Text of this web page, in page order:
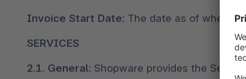
Invoice Start Date: The date as of when
SERVICES
2.1. General: Shopware provides the